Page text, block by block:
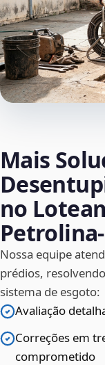
Mais
no
Nossa equipe
prédios,
sistema de esgoto:
Avaliação
Correções em
comprometido